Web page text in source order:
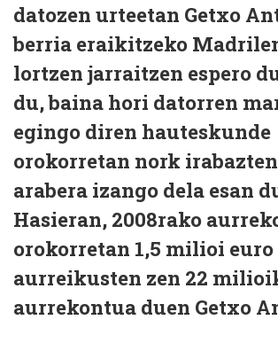
datozen urteetan Getxo
berria eraikitzeko
lortzen jarraitzen espero
du, baina hori datorren
egingo diren hauteskunde
orokorretan nork
arabera izango dela esan
Hasieran, 2008rako
orokorretan 1,5 milioi euro
aurreikusten zen 22
aurrekontua duen Getxo